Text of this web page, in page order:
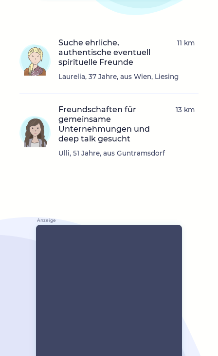
Suche ehrliche,
authentische eventuell
spirituelle Freunde
Laurelia, 37 Jahre, aus Wien, Liesing
11 km
Freundschaften für
gemeinsame
Unternehmungen und
deep talk gesucht
Ulli, 51 Jahre, aus Guntramsdorf
13 km